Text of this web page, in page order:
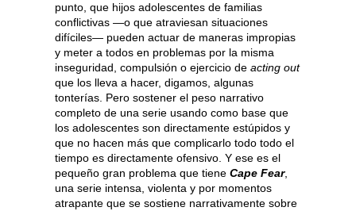
punto, que hijos adolescentes de familias
conflictivas —o que atraviesan situaciones
difíciles— pueden actuar de maneras impropias
y meter a todos en problemas por la misma
inseguridad, compulsión o ejercicio de acting out
que los lleva a hacer, digamos, algunas
tonterías. Pero sostener el peso narrativo
completo de una serie usando como base que
los adolescentes son directamente estúpidos y
que no hacen más que complicarlo todo todo el
tiempo es directamente ofensivo. Y ese es el
pequeño gran problema que tiene Cape Fear,
una serie intensa, violenta y por momentos
atrapante que se sostiene narrativamente sobre